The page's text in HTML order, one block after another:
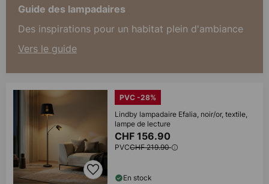
Guide des lampadaires
Des inspirations pour un habitat plein d'ambiance
Vers le guide
PVC -28%
Lindby lampadaire Efalia, noir/or, textile,
lampe de lecture
CHF 156.90
PVCCHF 219.90
En stock